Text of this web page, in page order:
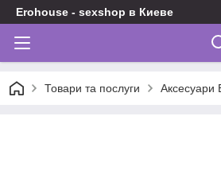
Erohouse - sexshop в Киеве
Товари та послуги